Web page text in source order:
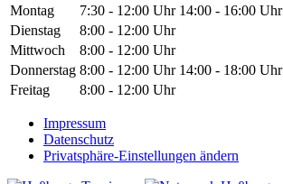
Montag
7:30 - 12:00 Uhr 14:00 - 16:00 Uhr
Dienstag
8:00 - 12:00 Uhr
Mittwoch
8:00 - 12:00 Uhr
Donnerstag 8:00 - 12:00 Uhr 14:00 - 18:00 Uhr
Freitag
8:00 - 12:00 Uhr
Impressum
Datenschutz
Privatsphäre-Einstellungen ändern